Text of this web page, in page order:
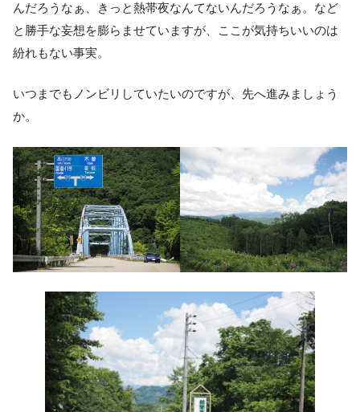
んだろうなぁ、きっと熱帯夜なんてないんだろうなぁ。など
と勝手な妄想を膨らませていますが、ここが気持ちいいのは
紛れもない事実。
いつまでもノンビリしていたいのですが、先へ進みましょう
か。